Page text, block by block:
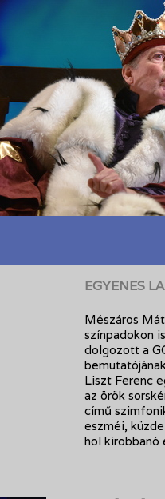
EGYENES
Mészáros
színpadokon
dolgozott a
Liszt Ferenc
az örök
című
eszméi,
hol kirobbanó